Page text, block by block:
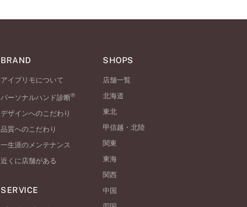
BRAND
アイプリモについて
パーソナルハンド診断®
デザインへのこだわり
品質へのこだわり
一生涯のメンテナンス
近くに店舗がある
SERVICE
SHOPS
店舗一覧
北海道
東北
甲信越・北陸
関東
東海
関西
中国